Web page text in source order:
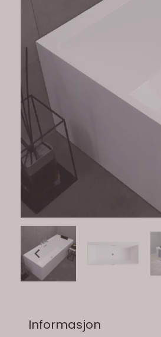
Informasjon